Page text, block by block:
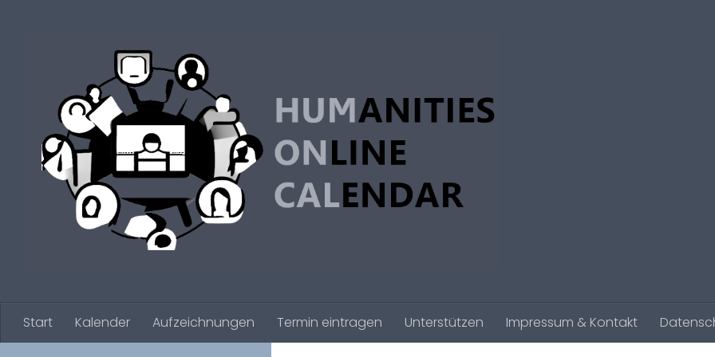
Start Kalender Aufzeichnungen Termin eintragen Unterstützen Impressum & Kontakt